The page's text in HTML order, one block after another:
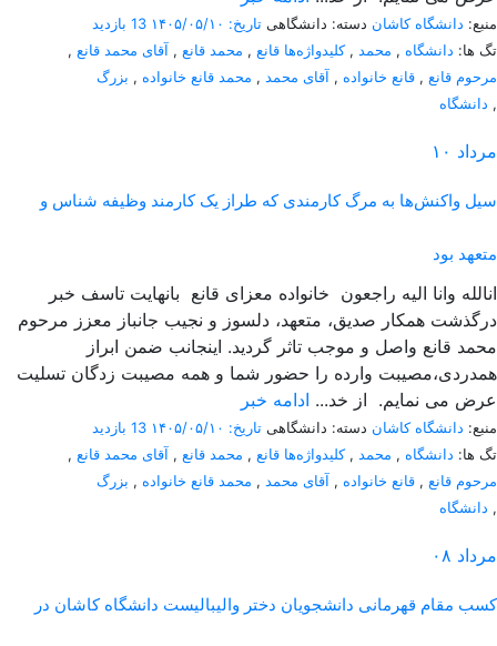
منبع: دانشگاه کاشان دسته: دانشگاهی تاریخ: ۱۴۰۵/۰۵/۱۰
13 بازدید
تگ ها: دانشگاه , محمد ,کلیدواژه‌ها قانع , محمد قانع , آقای محمد قانع ,
مرحوم قانع , قانع خانواده , آقای محمد , محمد قانع خانواده , بزرگ
دانشگاه ,
۱۰ مرداد
سیل واکنش‌ها به مرگ کارمندی که طراز یک کارمند وظیفه شناس و
متعهد بود
انالله وانا الیه راجعون خانواده معزای قانع بانهایت تاسف خبر
درگذشت همکار صدیق، متعهد، دلسوز و نجیب جانباز معزز مرحوم
محمد قانع واصل و موجب تاثر گردید. اینجانب ضمن ابراز
همدردی،مصیبت وارده را حضور شما و همه مصیبت زدگان تسلیت
عرض می نمایم. از خد... ادامه خبر
منبع: دانشگاه کاشان دسته: دانشگاهی تاریخ: ۱۴۰۵/۰۵/۱۰
13 بازدید
تگ ها: دانشگاه , محمد ,کلیدواژه‌ها قانع , محمد قانع , آقای محمد قانع ,
مرحوم قانع , قانع خانواده , آقای محمد , محمد قانع خانواده , بزرگ
دانشگاه ,
۰۸ مرداد
کسب مقام قهرمانی دانشجویان دختر والیبالیست دانشگاه کاشان در